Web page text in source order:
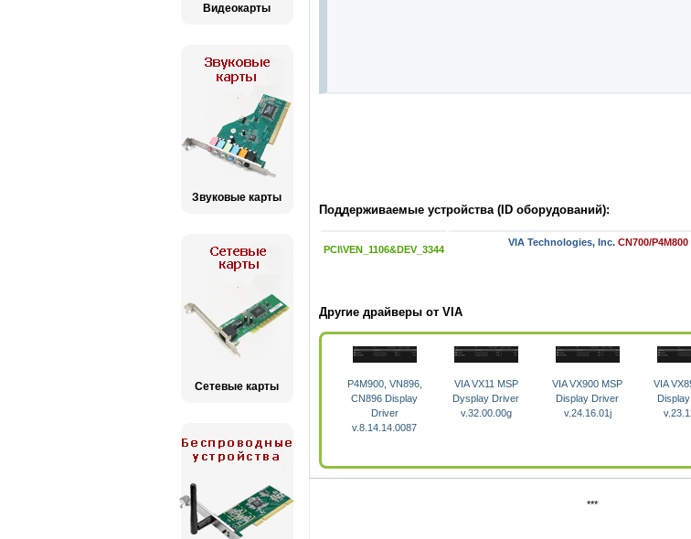
Видеокарты
Звуковые карты
Сетевые карты
Поддерживаемые устройства (ID оборудований):
PCI\VEN_1106&DEV_3344
VIA Technologies, Inc. CN700/
Другие драйверы от VIA
P4M900, VN896,
CN896 Display
Driver
v.8.14.14.0087
VIA VX11 MSP
Dysplay Driver
v.32.00.00g
VIA VX900 MSP
Display Driver
v.24.16.01j
VIA
***